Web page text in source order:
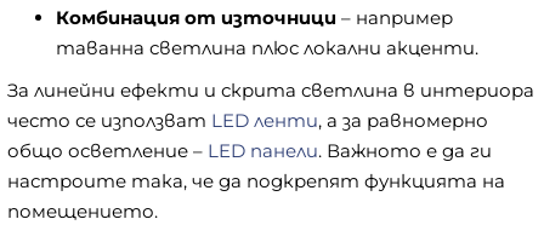
Комбинация от източници – например
таванна светлина плюс локални акценти.
За линейни ефекти и скрита светлина в интериора
често се използват LED ленти, а за равномерно
общо осветление – LED панели. Важното е да ги
настроите така, че да подкрепят функцията на
помещението.